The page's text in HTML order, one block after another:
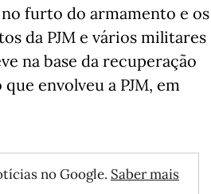
furto do armamento e os
da ​​​​​​​PJM e vários militares
na base da recuperação
envolveu a PJM, em
no Google. Saber mais